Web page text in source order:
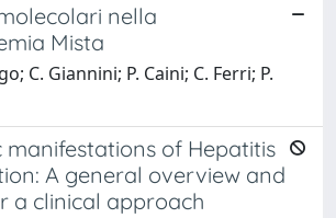
nella
Mista
C. Giannini; P. Caini; C. Ferri; P.
manifestations of Hepatitis
A general overview and
a clinical approach